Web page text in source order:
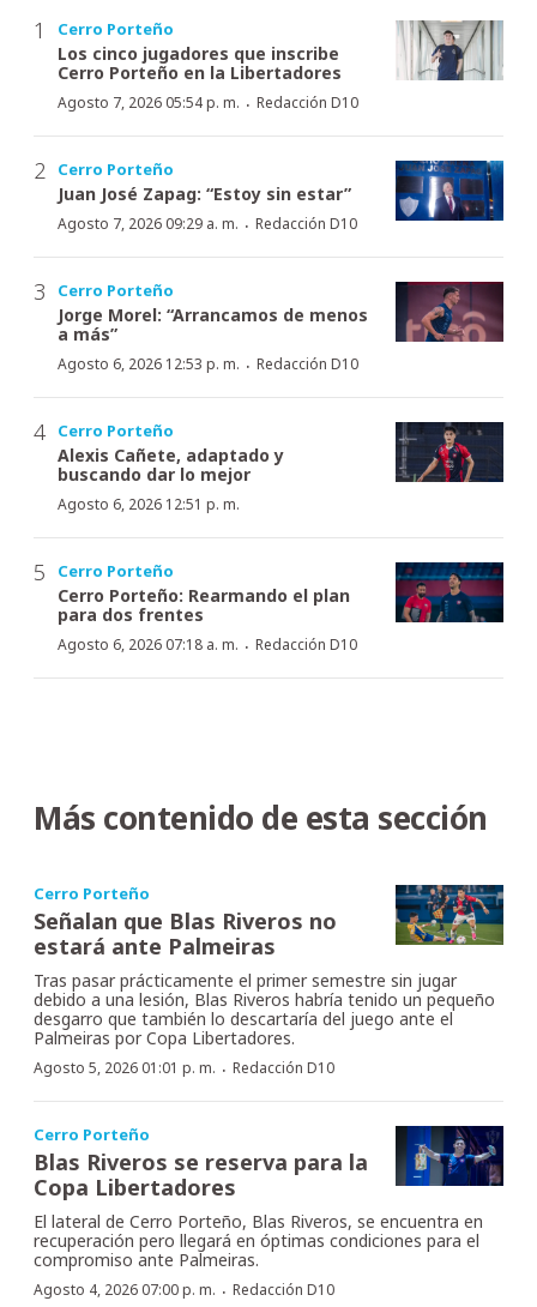
Cerro Porteño
Los cinco jugadores que inscribe
Cerro Porteño en la Libertadores
Agosto 7, 2026 05:54 p. m. · Redacción D10
Cerro Porteño
Juan José Zapag: “Estoy sin estar”
Agosto 7, 2026 09:29 a. m. · Redacción D10
Cerro Porteño
Jorge Morel: “Arrancamos de menos
a más”
Agosto 6, 2026 12:53 p. m. · Redacción D10
Cerro Porteño
Alexis Cañete, adaptado y
buscando dar lo mejor
Agosto 6, 2026 12:51 p. m.
Cerro Porteño
Cerro Porteño: Rearmando el plan
para dos frentes
Agosto 6, 2026 07:18 a. m. · Redacción D10
Más contenido de esta sección
Cerro Porteño
Señalan que Blas Riveros no
estará ante Palmeiras
Tras pasar prácticamente el primer semestre sin jugar
debido a una lesión, Blas Riveros habría tenido un pequeño
desgarro que también lo descartaría del juego ante el
Palmeiras por Copa Libertadores.
Agosto 5, 2026 01:01 p. m. · Redacción D10
Cerro Porteño
Blas Riveros se reserva para la
Copa Libertadores
El lateral de Cerro Porteño, Blas Riveros, se encuentra en
recuperación pero llegará en óptimas condiciones para el
compromiso ante Palmeiras.
Agosto 4, 2026 07:00 p. m. · Redacción D10